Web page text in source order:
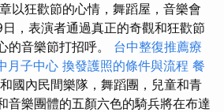
以狂歡節的心情，舞蹈屋，音樂會
，表演者通過真正的奇觀和狂歡節
的音樂節打招呼。 台中整復推薦療
月子中心 換發護照的條件與流程 餐
國內民間樂隊，舞蹈團，兒童和青
音樂團體的五顏六色的騎兵將在布達